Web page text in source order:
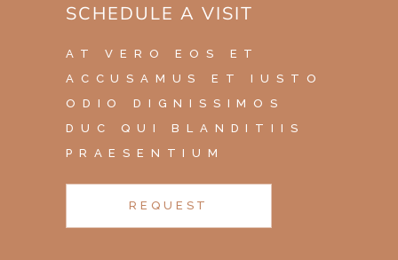
SCHEDULE A VISIT
AT VERO EOS ET
ACCUSAMUS ET IUSTO
ODIO DIGNISSIMOS
DUC QUI BLANDITIIS
PRAESENTIUM
REQUEST